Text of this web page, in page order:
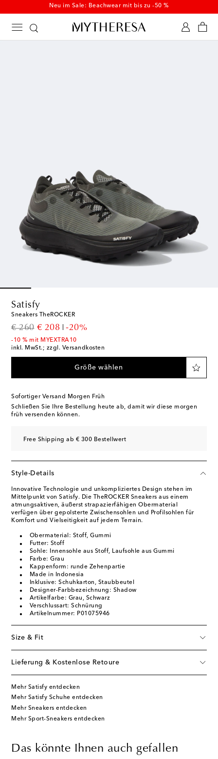
Neu im Sale: Beachwear mit bis zu -50 %
Satisfy
Sneakers TheROCKER
€ 260
original price
€ 208
discount price
-20%
-10 % mit MYEXTRA10
inkl. MwSt.; zzgl. Versandkosten
Größe wählen
Sofortiger Versand Morgen Früh
Schließen Sie Ihre Bestellung heute ab, damit wir diese morgen
früh versenden können.
Free Shipping ab € 300 Bestellwert
Style-Details
Innovative Technologie und unkompliziertes Design stehen im
Mittelpunkt von Satisfy. Die TheROCKER Sneakers aus einem
atmungsaktiven, äußerst strapazierfähigen Obermaterial
verfügen über gepolsterte Zwischensohlen und Profilsohlen für
Komfort und Vielseitigkeit auf jedem Terrain.
Obermaterial: Stoff, Gummi
Futter: Stoff
Sohle: Innensohle aus Stoff, Laufsohle aus Gummi
Farbe: Grau
Kappenform: runde Zehenpartie
Made in Indonesia
Inklusive: Schuhkarton, Staubbeutel
Designer-Farbbezeichnung: Shadow
Artikelfarbe: Grau, Schwarz
Verschlussart: Schnürung
Artikelnummer: P01075946
Size & Fit
Lieferung & Kostenlose Retoure
Mehr Satisfy entdecken
Mehr Satisfy Schuhe entdecken
Mehr Sneakers entdecken
Mehr Sport-Sneakers entdecken
Das könnte Ihnen auch gefallen